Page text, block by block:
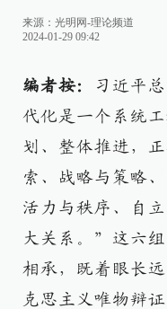
来源： 光明网-理论频道
2024-01-29 09:42
编者按：
习近平
代化是一个系统
划、整体推进，
索、战略与策略
活力与秩序、自
大关系。”这六
相承，既着眼长
克思主义唯物辩